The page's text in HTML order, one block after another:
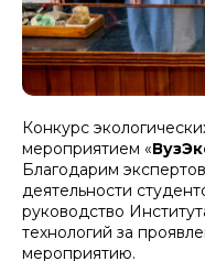
Конкурс
мероприятием «
Благодарим
деятельности
руководство
технологий за
мероприятию.